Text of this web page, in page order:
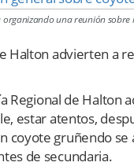
organizando una reunión
Halton advierten a
Regional de Halton
estar atentos,
coyote gruñendo se
de secundaria.